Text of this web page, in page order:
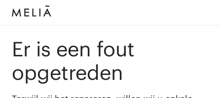
Er is een fout
opgetreden